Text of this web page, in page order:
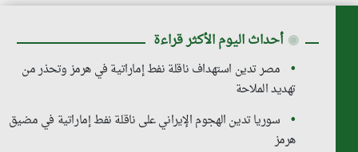
◉ أحداث اليوم الأكثر قراءة
مصر تدين استهداف ناقلة نفط إماراتية في هرمز وتحذر من
تهديد الملاحة
سوريا تدين الهجوم الإيراني على ناقلة نفط إماراتية في مضيق
هرمز